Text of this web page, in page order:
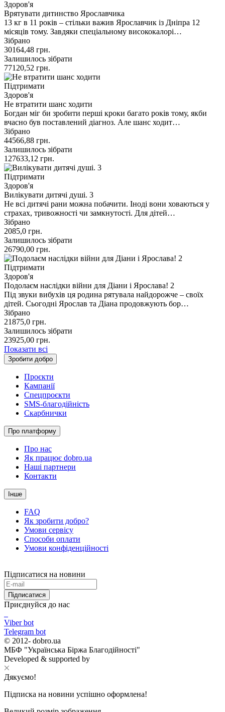
Здоров'я
Врятувати дитинство Ярославчика
13 кг в 11 років – стільки важив Ярославчик із Дніпра 12
місяців тому. Завдяки спеціальному висококалорі…
Зібрано
30164,48 грн.
Залишилось зібрати
77120,52 грн.
Підтримати
Здоров'я
Не втратити шанс ходити
Богдан міг би зробити перші кроки багато років тому, якби
вчасно був поставлений діагноз. Але шанс ходит…
Зібрано
44566,88 грн.
Залишилось зібрати
127633,12 грн.
Підтримати
Здоров'я
Вилікувати дитячі душі. 3
Не всі дитячі рани можна побачити. Іноді вони ховаються у
страхах, тривожності чи замкнутості. Для дітей…
Зібрано
2085,0 грн.
Залишилось зібрати
26790,00 грн.
Підтримати
Здоров'я
Подолаєм наслідки війни для Діани і Ярослава! 2
Під звуки вибухів ця родина рятувала найдорожче – своїх
дітей. Сьогодні Ярослав та Діана продовжують бор…
Зібрано
21875,0 грн.
Залишилось зібрати
23925,00 грн.
Показати всі
Зробити добро
Проєкти
Кампанії
Спецпроєкти
SMS-благодійність
Скарбнички
Про платформу
Про нас
Як працює dobro.ua
Наші партнери
Контакти
Інше
FAQ
Як зробити добро?
Умови сервісу
Способи оплати
Умови конфіденційності
Підписатися на новини
Підписатися
Приєднуйся до нас
Viber bot
Telegram bot
© 2012- dobro.ua
МБФ "Українська Біржа Благодійності"
Developed & supported by
Дякуємо!
Підписка на новини успішно оформлена!